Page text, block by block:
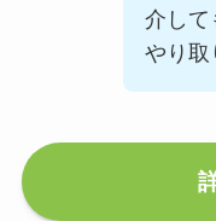
介して
やり取